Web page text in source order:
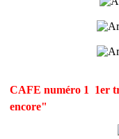
CAFE numéro 1  1er
encore"